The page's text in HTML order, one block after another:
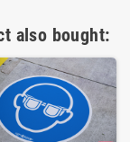
also bought: